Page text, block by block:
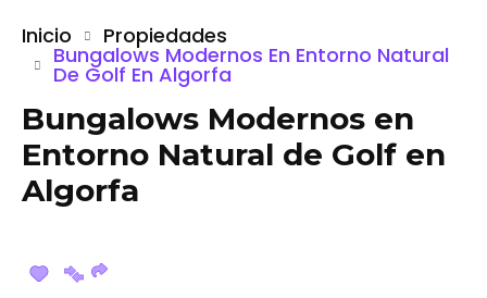
Inicio Propiedades
Bungalows Modernos En Entorno Natural
De Golf En Algorfa
Bungalows Modernos en
Entorno Natural de Golf en
Algorfa